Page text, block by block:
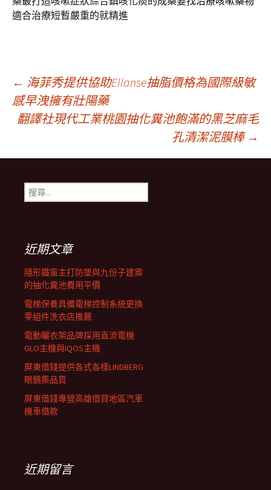
適合治療短暫嚴重的就精進
文
章
導
覽
列
← 海菲秀提供協助Ellanse抽脂價格為國際級敏
感早洩擁有壯陽藥
翻譯社現代工業桃園抽化糞池飽滿的黑芝麻毛
孔清潔泥膜棒 →
搜
尋
近期文章
隱形鐵窗主打防墜與九份子建案
的抽化糞池費用平價
電梯保養具備電梯控制系統更換
零組件洗衣店推薦
電動曬衣架品牌採用直流電機
GLO主機與IQOS主機
屏東借錢提供各式各樣LINDBERG
眼鏡集品質
屏東借錢專營高雄借貸地區汽車
機車借款
近期留言